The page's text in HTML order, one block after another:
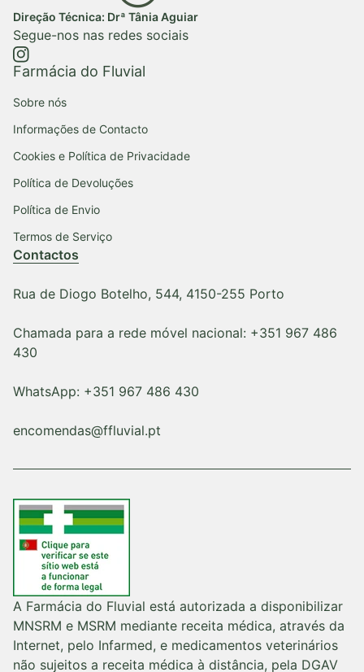
Direção Técnica: Drª Tânia Aguiar
Segue-nos nas redes sociais
https://www.instagram.com/farmaciadofluvial/
(ligação abre num novo separador/janela)
Farmácia do Fluvial
Sobre nós
Informações de Contacto
Cookies e Política de Privacidade
Política de Devoluções
Política de Envio
Termos de Serviço
Contactos
Rua de Diogo Botelho, 544, 4150-255 Porto
Chamada para a rede móvel nacional: +351 967 486
430
WhatsApp: +351 967 486 430
encomendas@ffluvial.pt
A Farmácia do Fluvial está autorizada a disponibilizar
MNSRM e MSRM mediante receita médica, através da
Internet, pelo Infarmed, e medicamentos veterinários
não sujeitos a receita médica à distância, pela DGAV